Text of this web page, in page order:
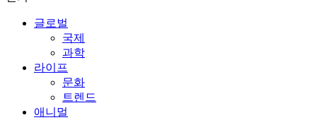
글로벌
국제
과학
라이프
문화
트렌드
애니멀